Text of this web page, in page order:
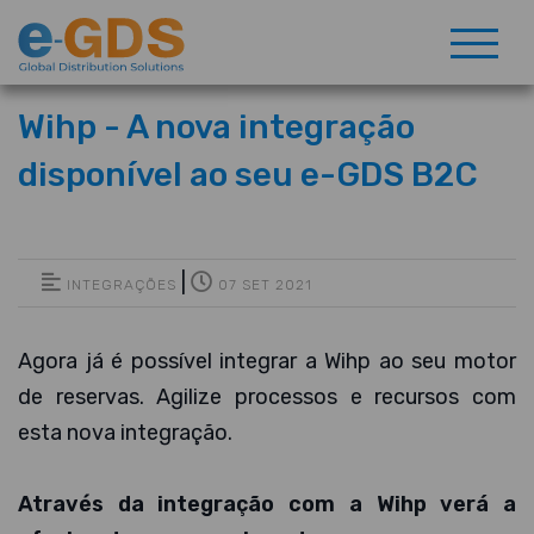
Wihp - A nova integração
disponível ao seu e-GDS B2C
INTEGRAÇÕES 07 SET 2021
Agora já é possível integrar a Wihp ao seu motor
de reservas. Agilize processos e recursos com
esta nova integração.
Através da integração com a Wihp verá a